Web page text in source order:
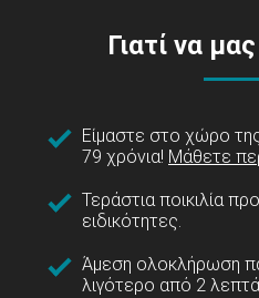
Γιατί να
Είμαστε στο χώρο
79 χρόνια! Μάθετε
Τεράστια ποικιλία
ειδικότητες.
Άμεση ολοκλήρωση
λιγότερο από 2